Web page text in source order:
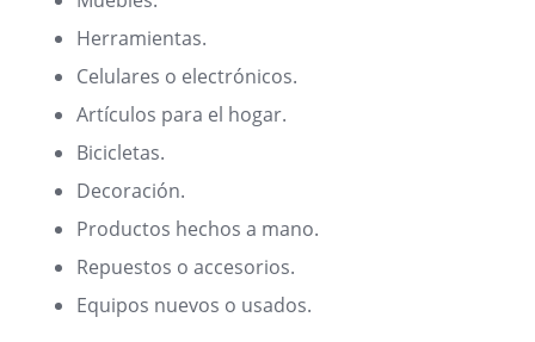
Herramientas.
Celulares o electrónicos.
Artículos para el hogar.
Bicicletas.
Decoración.
Productos hechos a mano.
Repuestos o accesorios.
Equipos nuevos o usados.